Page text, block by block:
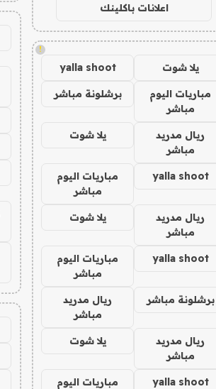
اعلانات باكلينك
!
يلا شوت yalla shoot
مباريات اليوم
مباشر
برشلونة مباشر
ريال مدريد
مباشر
يلا شوت
yalla shoot
مباريات اليوم
مباشر
ريال مدريد
مباشر
يلا شوت
yalla shoot
مباريات اليوم
مباشر
برشلونة مباشر
ريال مدريد
مباشر
ريال مدريد
مباشر
يلا شوت
yalla shoot
مباريات اليوم